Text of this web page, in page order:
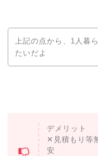
上記の点から、1人暮
たいだよ
デメリット
✕見積もり等
安